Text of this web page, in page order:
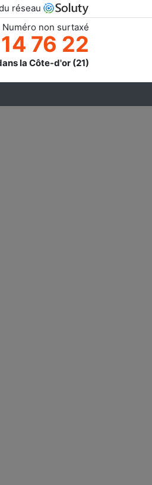
réseau
Numéro non surtaxé
76 22
la Côte-d'or (21)